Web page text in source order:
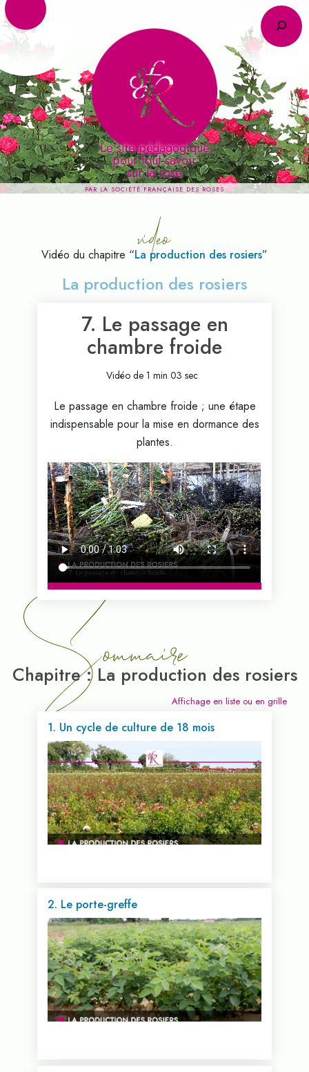
Le site pédagogique
pour tout savoir
sur la rose
PAR LA SOCIÉTÉ FRANÇAISE DES ROSES
video
Vidéo du chapitre “La production des rosiers”
La production des rosiers
7. Le passage en
chambre froide
Vidéo de 1 min 03 sec
Le passage en chambre froide ; une étape
indispensable pour la mise en dormance des
plantes.
Sommaire
Chapitre : La production des rosiers
Affichage en liste ou en grille
1. Un cycle de culture de 18 mois
Voir cette vidéo...
2. Le porte-greffe